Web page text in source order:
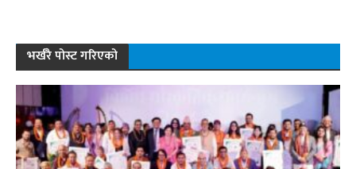
भर्खरै पोस्ट गरिएको